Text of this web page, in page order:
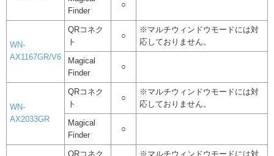
Finder
○
WN-
AX1167GR/V6
QRコネク
ト
○
※マルチウィンドウモードには対
応しておりません。
Magical
Finder
○
WN-
AX2033GR
QRコネク
ト
○
※マルチウィンドウモードには対
応しておりません。
Magical
Finder
○
QRコネク
※マルチウィンドウモードには対